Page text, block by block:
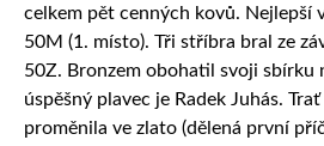
celkem pět cenných kovů. Nejlepší
50M (1. místo). Tři stříbra bral ze
50Z. Bronzem obohatil svoji sbírku
úspěšný plavec je Radek Juhás.
proměnila ve zlato (dělená první